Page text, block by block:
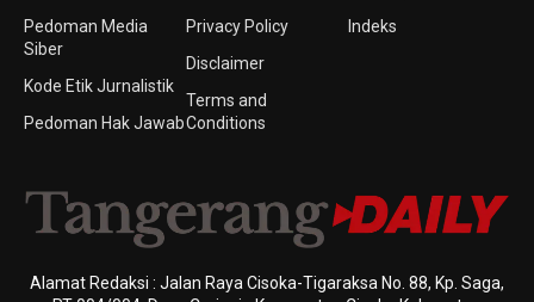
Pedoman Media
Siber
Kode Etik Jurnalistik
Pedoman Hak Jawab
Privacy Policy
Disclaimer
Terms and
Conditions
Indeks
Alamat Redaksi : Jalan Raya Cisoka-Tigaraksa No. 88, Kp. Saga,